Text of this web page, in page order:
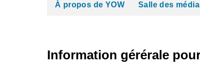
À propos de YOW Salle des
Information gérérale